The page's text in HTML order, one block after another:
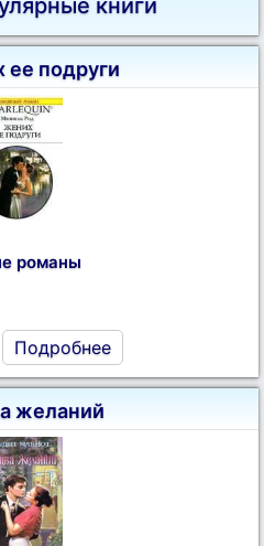
книги
подруги
романы
Подробнее
желаний